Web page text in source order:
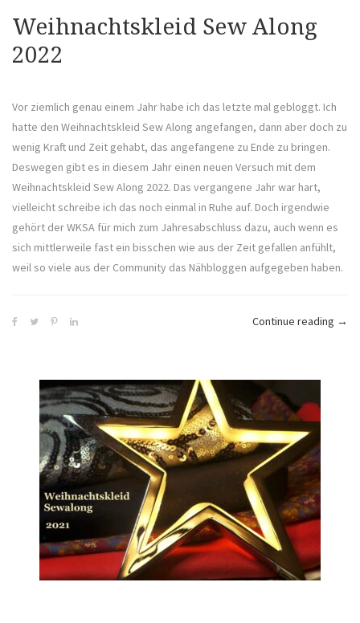
Weihnachtskleid Sew Along
2022
Vor ziemlich genau einem Jahr habe ich das letzte mal gebloggt. Ich
hatte den Weihnachtskleid Sew Along angefangen, dann aber doch zu
wenig Kraft und Zeit gehabt, das angefangene zu Ende zu bringen.
Deswegen gibt es in diesem Jahr einen neuen Versuch mit dem
Weihnachtskleid Sew Along 2022. Das vergangene Jahr war hart,
vielleicht schreibe ich das noch einmal in Ruhe auf. Doch irgendwie
gehört der WKSA für mich zum Jahresabschluss dazu, auch wenn es
sich mittlerweile fast ein bisschen wie aus der Zeit gefallen anfühlt,
weil so viele aus der Community das Nähbloggen aufgegeben haben.
Continue reading →